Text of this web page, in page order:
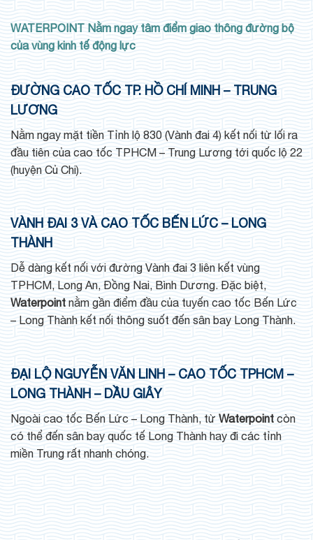
WATERPOINT Nằm ngay tâm điểm giao thông đường bộ
của vùng kinh tế động lực
ĐƯỜNG CAO TỐC TP. HỒ CHÍ MINH – TRUNG
LƯƠNG
Nằm ngay mặt tiền Tỉnh lộ 830 (Vành đai 4) kết nối từ lối ra
đầu tiên của cao tốc TPHCM – Trung Lương tới quốc lộ 22
(huyện Củ Chi).
VÀNH ĐAI 3 VÀ CAO TỐC BẾN LỨC – LONG
THÀNH
Dễ dàng kết nối với đường Vành đai 3 liên kết vùng
TPHCM, Long An, Đồng Nai, Bình Dương. Đặc biệt,
Waterpoint nằm gần điểm đầu của tuyến cao tốc Bến Lức
– Long Thành kết nối thông suốt đến sân bay Long Thành.
ĐẠI LỘ NGUYỄN VĂN LINH – CAO TỐC TPHCM –
LONG THÀNH – DẦU GIÂY
Ngoài cao tốc Bến Lức – Long Thành, từ Waterpoint còn
có thể đến sân bay quốc tế Long Thành hay đi các tỉnh
miền Trung rất nhanh chóng.